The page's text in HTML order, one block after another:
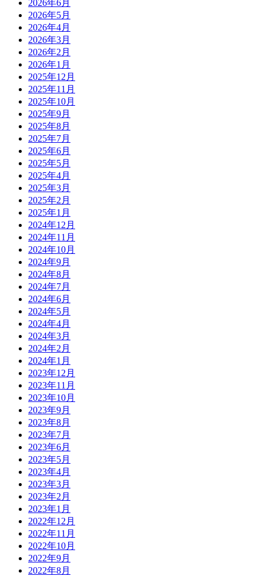
2026年6月
2026年5月
2026年4月
2026年3月
2026年2月
2026年1月
2025年12月
2025年11月
2025年10月
2025年9月
2025年8月
2025年7月
2025年6月
2025年5月
2025年4月
2025年3月
2025年2月
2025年1月
2024年12月
2024年11月
2024年10月
2024年9月
2024年8月
2024年7月
2024年6月
2024年5月
2024年4月
2024年3月
2024年2月
2024年1月
2023年12月
2023年11月
2023年10月
2023年9月
2023年8月
2023年7月
2023年6月
2023年5月
2023年4月
2023年3月
2023年2月
2023年1月
2022年12月
2022年11月
2022年10月
2022年9月
2022年8月